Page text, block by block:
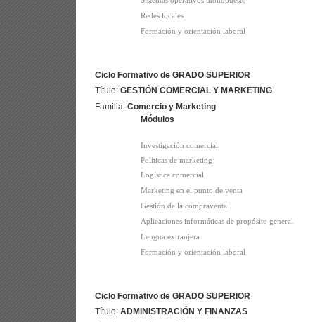
Redes locales
Formación y orientación laboral
Ciclo Formativo de GRADO SUPERIOR
Título: GESTIÓN COMERCIAL Y MARKETING
Familia: Comercio y Marketing
Módulos
Investigación comercial
Políticas de marketing
Logística comercial
Marketing en el punto de venta
Gestión de la compraventa
Aplicaciones informáticas de propósito general
Lengua extranjera
Formación y orientación laboral
Ciclo Formativo de GRADO SUPERIOR
Título: ADMINISTRACIÓN Y FINANZAS